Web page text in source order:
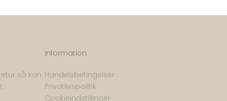
så kan
Information
Handelsbetingelser
Privatlivspolitik
Cookieindstillinger